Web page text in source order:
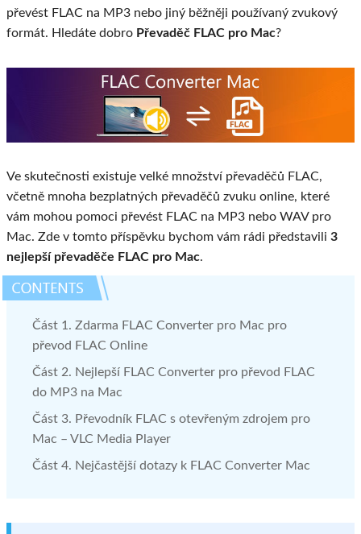
převést FLAC na MP3 nebo jiný běžněji používaný zvukový
formát. Hledáte dobro Převaděč FLAC pro Mac?
Ve skutečnosti existuje velké množství převaděčů FLAC,
včetně mnoha bezplatných převaděčů zvuku online, které
vám mohou pomoci převést FLAC na MP3 nebo WAV pro
Mac. Zde v tomto příspěvku bychom vám rádi představili 3
nejlepší převaděče FLAC pro Mac.
Část 1. Zdarma FLAC Converter pro Mac pro
převod FLAC Online
Část 2. Nejlepší FLAC Converter pro převod FLAC
do MP3 na Mac
Část 3. Převodník FLAC s otevřeným zdrojem pro
Mac – VLC Media Player
Část 4. Nejčastější dotazy k FLAC Converter Mac